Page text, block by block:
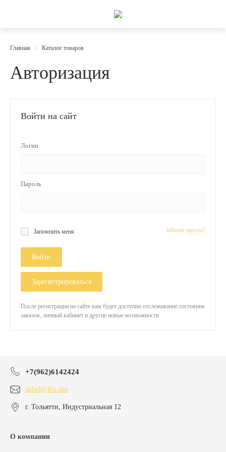
Главная / Каталог товаров
Авторизация
Войти на сайт
Логин
Пароль
Запомнить меня Забыли пароль?
Войти
Зарегистрироваться
После регистрации на сайте вам будет доступно отслеживание состояния
заказов, личный кабинет и другие новые возможности
+7(962)6142424
sklad@40a.site
г. Тольятти, Индустриальная 12
О компании